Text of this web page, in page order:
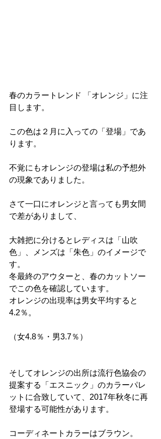
春のカラートレンド 「オレンジ」に注
目します。
この色は２月に入っての「登場」であ
ります。
不覚にもオレンジの登場は私の予想外
の現象でありました。
さて一口にオレンジと言っても男女間
で差がありまして、
大雑把に分けるとレディスは「山吹
色」、メンズは「朱色」のイメージで
す。
冬最終のアウターと、春のカットソー
でこの色を確認しています。
オレンジの出現率は男女平均すると
4.2％。
（女4.8％・男3.7％）
そしてオレンジの出所は流行色協会の
提案する「エスニック」のカラーパレ
ットに合致していて、2017年秋冬に再
登場する可能性があります。
コーディネートカラーはブラウン。